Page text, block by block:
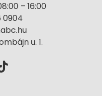
– 16:00
0904
u. 1.